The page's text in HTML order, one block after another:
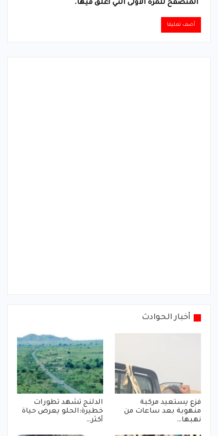
المتصفح للمرة الأولى التي أعلق فيها.
أخبار الحوادث
فزع يستعيد مركبة
منهوبة بعد ساعات من
نهبها…
الدلنج تشهد تطورات
خطيرة:الحلو يعرض حياة
أكثر…